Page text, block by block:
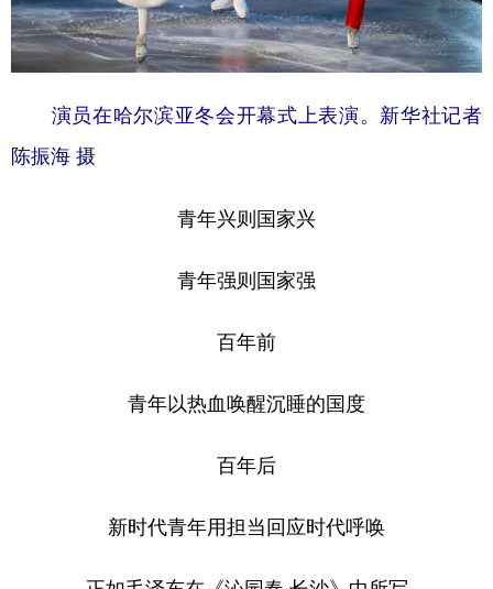
演员在哈尔滨亚冬会开幕式上表演。新华社记者
陈振海 摄
青年兴则国家兴
青年强则国家强
百年前
青年以热血唤醒沉睡的国度
百年后
新时代青年用担当回应时代呼唤